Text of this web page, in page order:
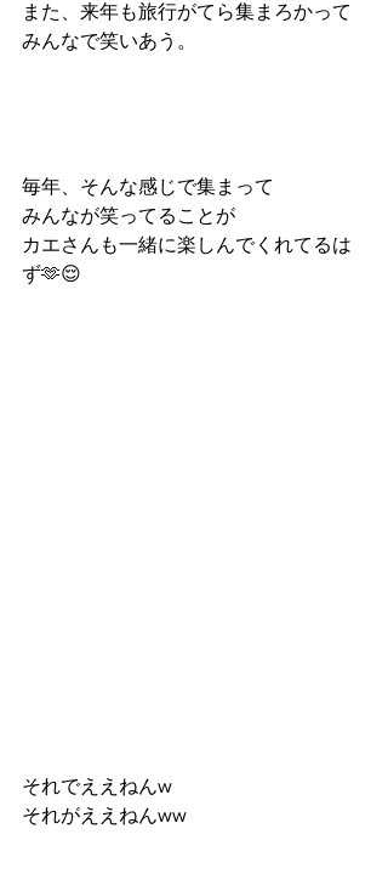
また、来年も旅行がてら集まろかって
みんなで笑いあう。
毎年、そんな感じで集まって
みんなが笑ってることが
カエさんも一緒に楽しんでくれてるは
ず🫶😌
それでええねんw
それがええねんww